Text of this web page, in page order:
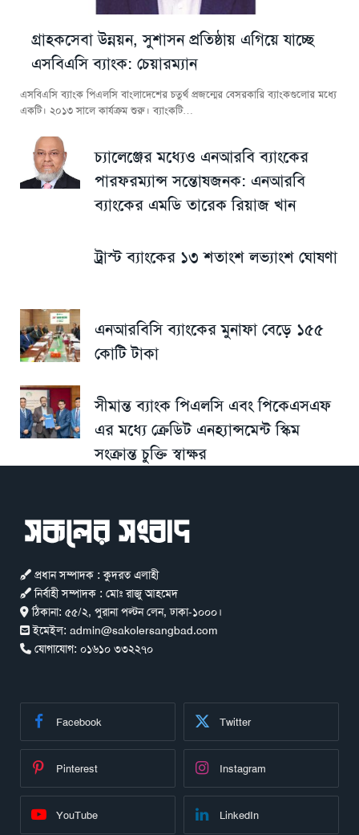
গ্রাহকসেবা উন্নয়ন, সুশাসন প্রতিষ্ঠায় এগিয়ে যাচ্ছে
এসবিএসি ব্যাংক: চেয়ারম্যান
এসবিএসি ব্যাংক পিএলসি বাংলাদেশের চতুর্থ প্রজন্মের বেসরকারি ব্যাংকগুলোর মধ্যে
একটি। ২০১৩ সালে কার্যক্রম শুরু। ব্যাংকটি…
চ্যালেঞ্জের মধ্যেও এনআরবি ব্যাংকের
পারফরম্যান্স সন্তোষজনক: এনআরবি
ব্যাংকের এমডি তারেক রিয়াজ খান
ট্রাস্ট ব্যাংকের ১৩ শতাংশ লভ্যাংশ ঘোষণা
এনআরবিসি ব্যাংকের মুনাফা বেড়ে ১৫৫
কোটি টাকা
সীমান্ত ব্যাংক পিএলসি এবং পিকেএসএফ
এর মধ্যে ক্রেডিট এনহ্যান্সমেন্ট স্কিম
সংক্রান্ত চুক্তি স্বাক্ষর
প্রধান সম্পাদক : কুদরত এলাহী
নির্বাহী সম্পাদক : মোঃ রাজু আহমেদ
ঠিকানা: ৫৫/২, পুরানা পল্টন লেন, ঢাকা-১০০০।
ইমেইল: admin@sakolersangbad.com
যোগাযোগ: ০১৬১০ ৩৩২২৭০
Facebook Twitter
Pinterest Instagram
YouTube LinkedIn